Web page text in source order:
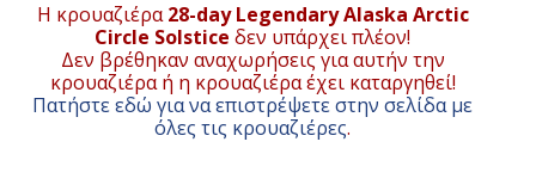
Η κρουαζιέρα28-day Legendary Alaska Arctic
Circle Solstice δεν υπάρχει πλέον!
Δεν βρέθηκαν αναχωρήσεις για αυτήν την
κρουαζιέρα ή η κρουαζιέρα έχει καταργηθεί!
Πατήστε εδώ για να επιστρέψετε στην σελίδα με
όλες τις κρουαζιέρες.
ΧΑΡΤΗΣ ΚΡΟΥΑΖΙΕΡΑΣ